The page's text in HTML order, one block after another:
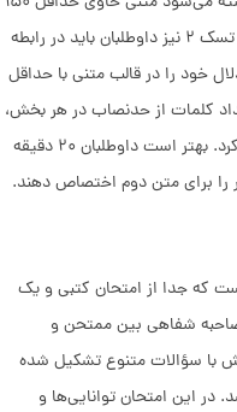
کلمه در رابطه با یک مشکل خاص بنویسند. در تسک ۲ نیز داوطلبان باید در رابطه
خود را در قالب متنی با حداقل
کلمات از حدنصاب در هر بخش،
داوطلبان نمره‌ای از آن بخش دریافت نخواهند کرد. بهتر است داوطلبان ۲۰ دقیقه
که جدا از امتحان کتبی و یک
شفاهی بین ممتحن و
با سؤالات متنوع تشکیل شده
طول می‌کشد. در این امتحان توانایی‌ها و